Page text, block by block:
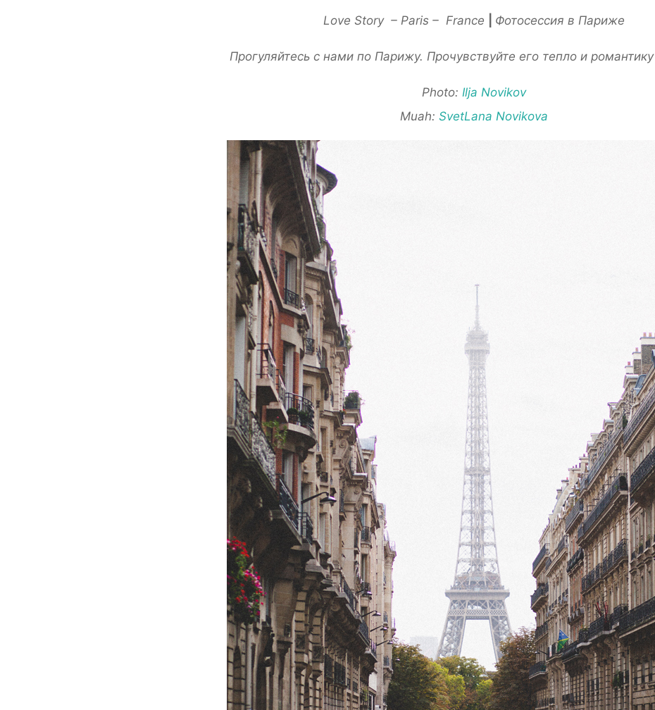
Love Story – Paris – France Фотосессия в Париже
Прогуляйтесь с нами по Парижу. Прочувствуйте его тепло и романтику
Photo: Ilja Novikov
Muah: SvetLana Novikova